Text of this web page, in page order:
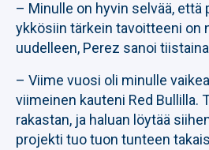
– Minulle on hyvin selvää, että
ykkösiin tärkein tavoitteeni on
uudelleen, Perez sanoi
– Viime vuosi oli minulle
viimeinen kauteni Red Bullilla.
rakastan, ja haluan löytää
projekti tuo tuon tunteen